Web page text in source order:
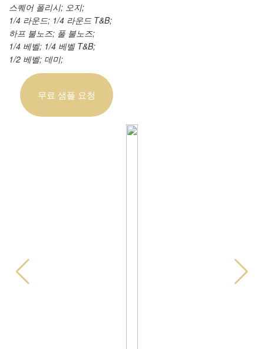
스퀘어 폴리시; 오지;
1/4 라운드; 1/4 라운드 T&B;
하프 불노즈; 풀 불노즈;
1/4 베벨; 1/4 베벨 T&B;
1/2 베벨; 데미;
무료 샘플 요청